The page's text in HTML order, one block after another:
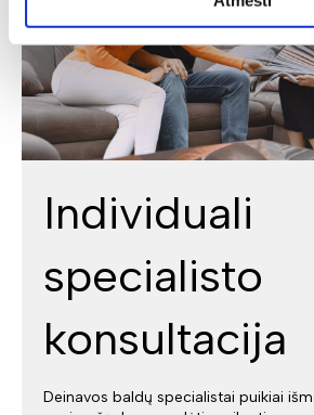
Individuali
specialisto
konsultacija
Deinavos baldų specialistai puikiai